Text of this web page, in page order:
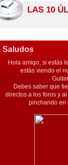
LAS 10
Saludos
Hola amigo, si estás
estás viendo el
Debes saber que
directos a los foros y
pinchando en